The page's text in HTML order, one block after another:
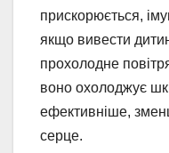
прискорюється,
якщо вивести
прохолодне
воно охолоджує
ефективніше,
серце.